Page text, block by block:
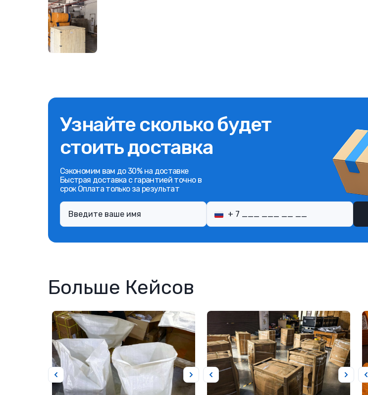
Узнайте сколько будет
стоить доставка
Сэкономим вам до 30% на доставке
Быстрая доставка с гарантией точно в
срок Оплата только за результат
Больше Кейсов